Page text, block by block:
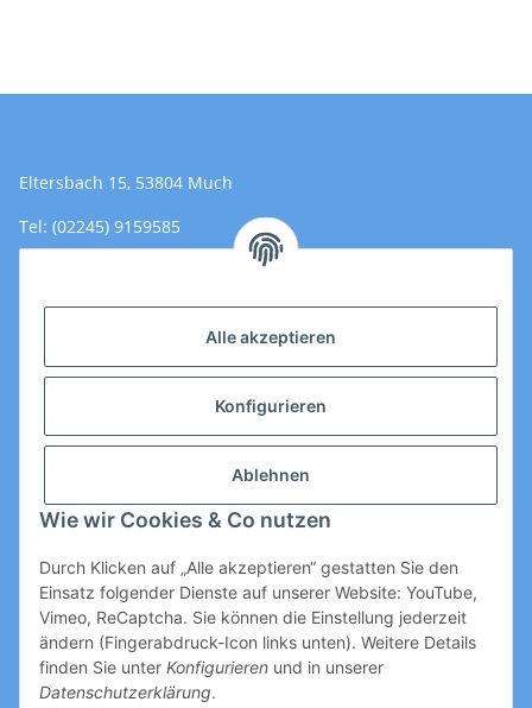
Alle akzeptieren
Konfigurieren
Ablehnen
Wie wir Cookies & Co nutzen
Durch Klicken auf „Alle akzeptieren“ gestatten Sie den
Einsatz folgender Dienste auf unserer Website: YouTube,
Vimeo, ReCaptcha. Sie können die Einstellung jederzeit
ändern (Fingerabdruck-Icon links unten). Weitere Details
finden Sie unter Konfigurieren und in unserer
Datenschutzerklärung.
Eltersbach 15, 53804 Much
Tel: (02245) 9159585
Email: Kontakt@toromedical.de
Öffnungszeiten (Mo-Fr.) 8:00 - 17:00
Vertrag widerrufen
* Alle Preise zzgl. gesetzlicher USt., zzgl.